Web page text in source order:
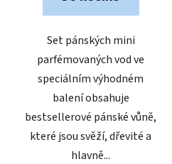
Set pánských mini
parfémovaných vod ve
speciálním výhodném
balení obsahuje
bestsellerové pánské vůně,
které jsou svěží, dřevité a
hlavně...